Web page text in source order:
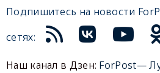
Подпишитесь на новости
сетях:
Наш канал в Дзен: ForPost—